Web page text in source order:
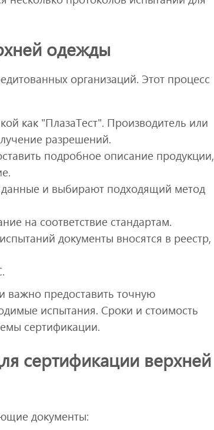
одежды
организаций. Этот процесс
как "ПлазаТест". Производитель или
разрешений.
подробное описание продукции,
и выбирают подходящий метод
на соответствие стандартам.
документы вносятся в реестр,
важно предоставить точную
испытания. Сроки и стоимость
сертификации.
сертификации верхней
документы: